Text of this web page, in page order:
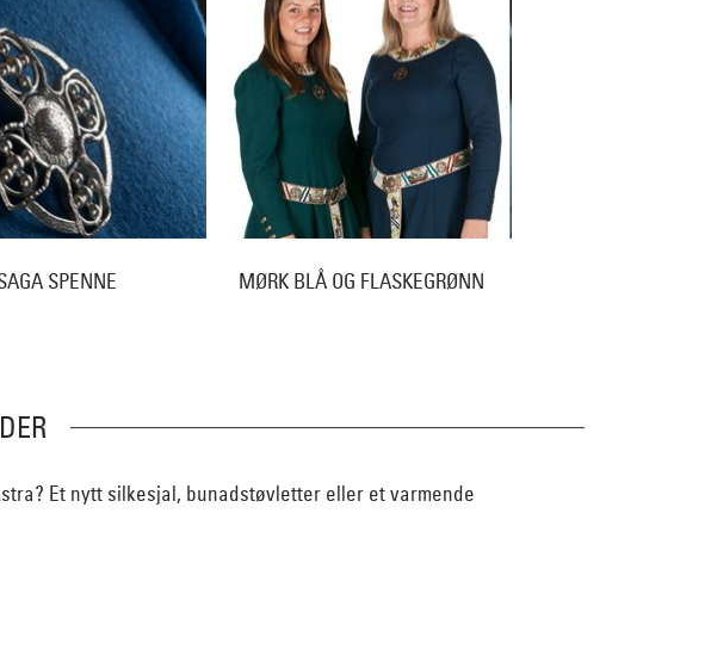
SPENNE MØRK BLÅ OG FLASKEGRØNN
Et nytt silkesjal, bunadstøvletter eller et varmende